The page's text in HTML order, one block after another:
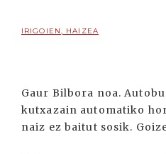
IRIGOIEN, HAIZEA
Gaur Bilbora noa.
kutxazain automatiko
naiz ez baitut sosik.